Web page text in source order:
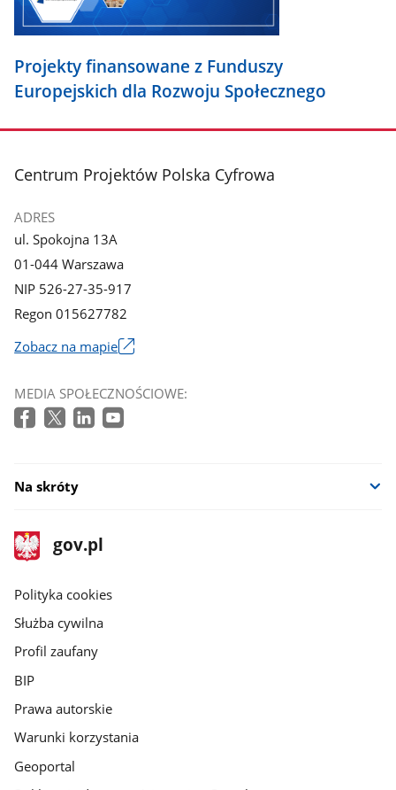
Projekty finansowane z Funduszy
Europejskich dla Rozwoju Społecznego
stopka
Centrum Projektów Polska Cyfrowa
ADRES
ul. Spokojna 13A
01-044 Warszawa
NIP 526-27-35-917
Regon 015627782
Zobacz na mapie
się
w
MEDIA SPOŁECZNOŚCIOWE:
Na skróty
stopka
gov.pl
Strona
gov.pl
gov.pl
Polityka cookies
Służba cywilna
Profil zaufany
BIP
Prawa autorskie
Warunki korzystania
Geoportal